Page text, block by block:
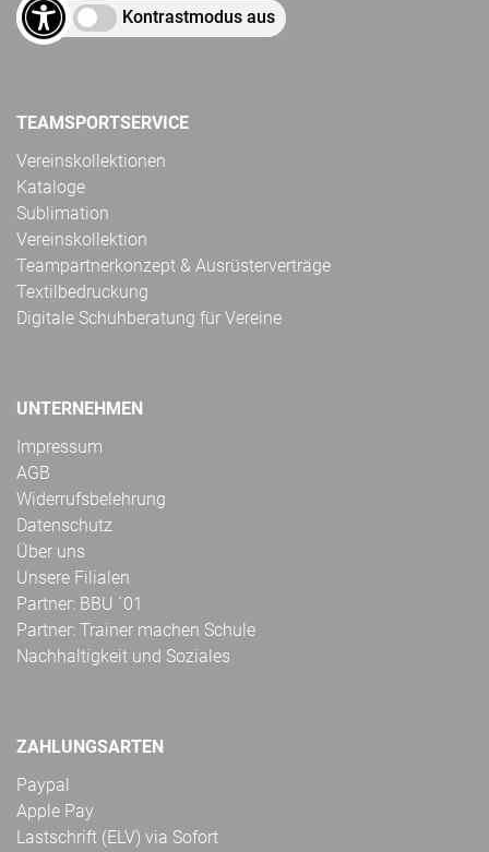
Kontrastmodus aus
TEAMSPORTSERVICE
Vereinskollektionen
Kataloge
Sublimation
Vereinskollektion
Teampartnerkonzept & Ausrüsterverträge
Textilbedruckung
Digitale Schuhberatung für Vereine
UNTERNEHMEN
Impressum
AGB
Widerrufsbelehrung
Datenschutz
Über uns
Unsere Filialen
Partner: BBU ´01
Partner: Trainer machen Schule
Nachhaltigkeit und Soziales
ZAHLUNGSARTEN
Paypal
Apple Pay
Lastschrift (ELV) via Sofort